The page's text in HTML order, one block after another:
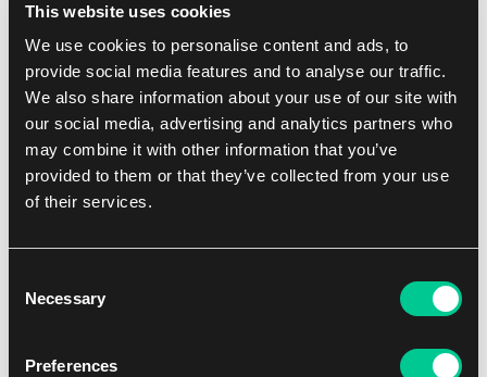
This website uses cookies
We use cookies to personalise content and ads, to
provide social media features and to analyse our traffic.
We also share information about your use of our site with
our social media, advertising and analytics partners who
may combine it with other information that you’ve
provided to them or that they’ve collected from your use
of their services.
Selection
Necessary
Preferences
#7 Calamity's Wake
, Storm
atp. kdy vlastně s cascadou na stacku dokážete hezky
Moonlight, ale určitě je to karta kterou budete muset do